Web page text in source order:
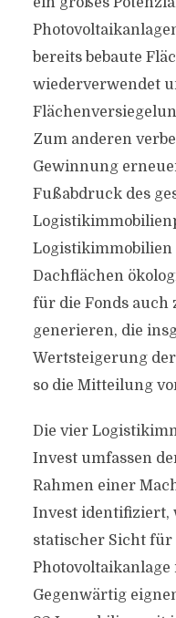
bereits bebaute
wiederverwendet
Zum anderen
Gewinnung
Fußabdruck des
Dachflächen
für die Fonds auch
generieren, die
Wertsteigerung
so die Mitteilung
Die vier
Invest umfassen
Rahmen einer
Invest identifiziert,
statischer Sicht
Gegenwärtig